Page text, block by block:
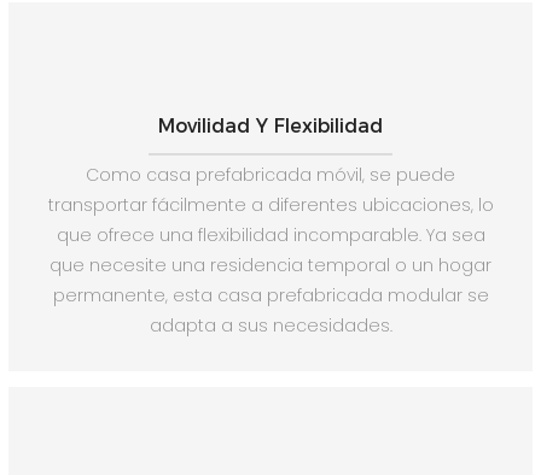
Movilidad Y Flexibilidad
Como casa prefabricada móvil, se puede
transportar fácilmente a diferentes ubicaciones, lo
que ofrece una flexibilidad incomparable. Ya sea
que necesite una residencia temporal o un hogar
permanente, esta casa prefabricada modular se
adapta a sus necesidades.